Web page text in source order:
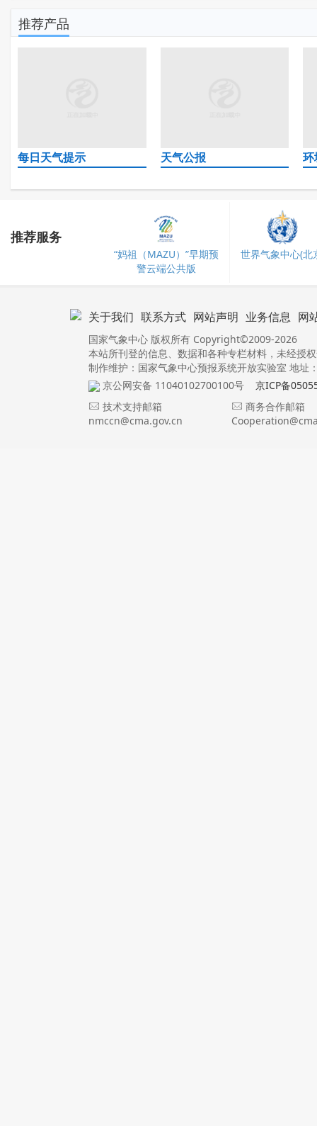
推荐产品
每日天气提示 天气公报
推荐服务
“妈祖（MAZU）”早期预
警云端公共版
世界气象中心(北
关于我们 联系方式 网站声明 业务信息 网
国家气象中心 版权所有 Copyright©2009-2026
本站所刊登的信息、数据和各种专栏材料，未经授
制作维护：国家气象中心预报系统开放实验室 地址
京公网安备 11040102700100号
京ICP备
技术支持邮箱
nmccn@cma.gov.cn
商务合作邮箱